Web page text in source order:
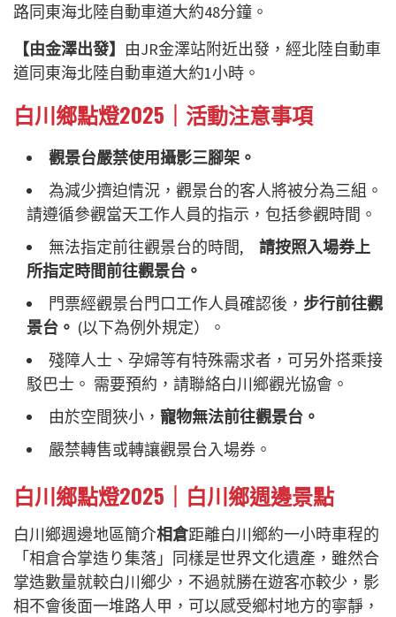
路同東海北陸自動車道大約48分鐘。
【由金澤出發】 由JR金澤站附近出發，經北陸自動車
道同東海北陸自動車道大約1小時。
白川鄉點燈2025｜活動注意事項
觀景台嚴禁使用攝影三腳架。
為減少擠迫情況，觀景台的客人將被分為三組。
請遵循參觀當天工作人員的指示，包括參觀時間。
無法指定前往觀景台的時間, 請按照入場券上
所指定時間前往觀景台。
門票經觀景台門口工作人員確認後， 步行前往觀
景台。 (以下為例外規定）。
殘障人士、孕婦等有特殊需求者，可另外搭乘接
駁巴士。 需要預約，請聯絡白川鄉觀光協會。
由於空間狹小， 寵物無法前往觀景台。
嚴禁轉售或轉讓觀景台入場券。
白川鄉點燈2025｜白川鄉週邊景點
白川鄉週邊地區簡介相倉距離白川鄉約一小時車程的
「相倉合掌造り集落」同樣是世界文化遺產，雖然合
掌造數量就較白川鄉少，不過就勝在遊客亦較少，影
相不會後面一堆路人甲，可以感受鄉村地方的寧靜，